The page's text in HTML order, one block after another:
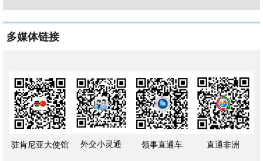
多媒体链接
驻肯尼亚大使馆 外交小灵通 领事直通车 直通非洲